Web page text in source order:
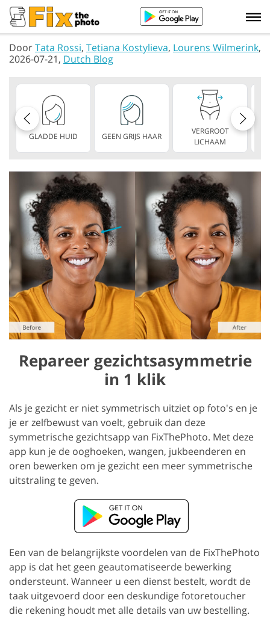
DoorTata Rossi, Tetiana Kostylieva, Lourens Wilmerink,
2026-07-21, Dutch Blog
GLADDE HUID GEEN GRIJS HAAR
VERGROOT
LICHAAM
Repareer gezichtsasymmetrie
in 1 klik
Als je gezicht er niet symmetrisch uitziet op foto's en je
je er zelfbewust van voelt, gebruik dan deze
symmetrische gezichtsapp van FixThePhoto. Met deze
app kun je de ooghoeken, wangen, jukbeenderen en
oren bewerken om je gezicht een meer symmetrische
uitstraling te geven.
Een van de belangrijkste voordelen van de FixThePhoto
app is dat het geen geautomatiseerde bewerking
ondersteunt. Wanneer u een dienst bestelt, wordt de
taak uitgevoerd door een deskundige fotoretoucher
die rekening houdt met alle details van uw bestelling.